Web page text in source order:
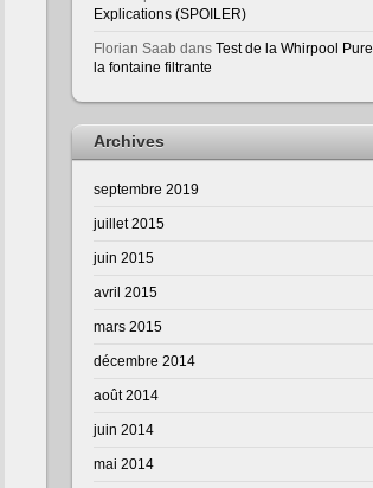
Explications (SPOILER)
Florian Saab dans Test de la Whirpool Pure,
la fontaine filtrante
Archives
septembre 2019
juillet 2015
juin 2015
avril 2015
mars 2015
décembre 2014
août 2014
juin 2014
mai 2014